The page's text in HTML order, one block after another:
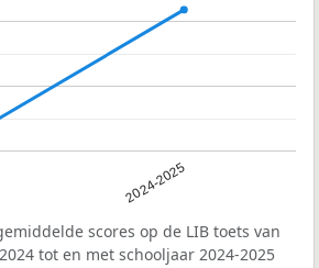
2024-2025
scores op de LIB toets van
tot en met schooljaar 2024-2025